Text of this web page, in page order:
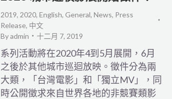
2019, 2020, English, General, News, Press
Release, 中文
Byadmin 十二月 7, 2019
系列活動將在2020年4到5月展開，6月
之後於其他城市巡迴放映。徵件分為兩
大類，「台灣電影」和「獨立MV」，同
時公開徵求來自世界各地的非競賽類影